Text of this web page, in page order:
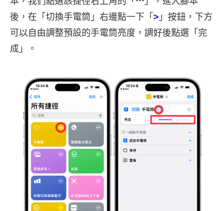
後，在「切換手電筒」右邊點一下「 > 」按鈕，下方
可以自由調整預設的手電筒亮度，調好後點選「完
成」。